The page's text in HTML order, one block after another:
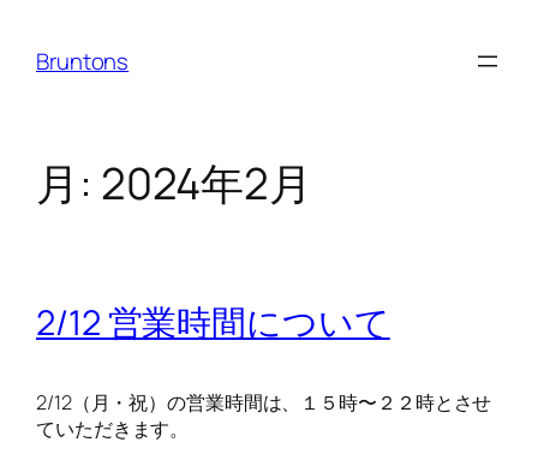
Bruntons
月: 2024年2月
2/12 営業時間について
2/12（月・祝）の営業時間は、１５時〜２２時とさせ
ていただきます。